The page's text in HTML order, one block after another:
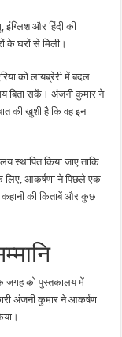
और हिंदी की
के घरों से मिली।
को लायब्रेरी में बदल
बिता सकें। अंजनी कुमार ने
की खुशी है कि वह इन
स्थापित किया जाए ताकि
आकर्षणा ने पिछले एक
की किताबें और कुछ
जगह को पुस्तकालय में
अंजनी कुमार ने आकर्षण